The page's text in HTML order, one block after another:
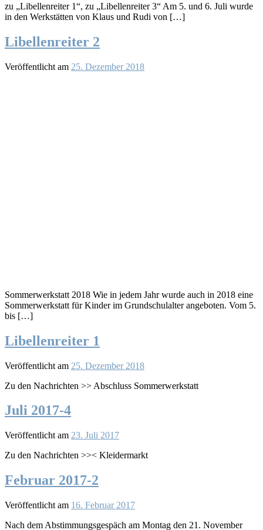
zu „Libellenreiter 1“, zu „Libellenreiter 3“ Am 5. und 6. Juli wurde
in den Werkstätten von Klaus und Rudi von […]
Libellenreiter 2
Veröffentlicht am 25. Dezember 2018
Sommerwerkstatt 2018 Wie in jedem Jahr wurde auch in 2018 eine
Sommerwerkstatt für Kinder im Grundschulalter angeboten. Vom 5.
bis […]
Libellenreiter 1
Veröffentlicht am 25. Dezember 2018
Zu den Nachrichten >> Abschluss Sommerwerkstatt
Juli 2017-4
Veröffentlicht am 23. Juli 2017
Zu den Nachrichten >>< Kleidermarkt
Februar 2017-2
Veröffentlicht am 16. Februar 2017
Nach dem Abstimmungsgespäch am Montag den 21. November